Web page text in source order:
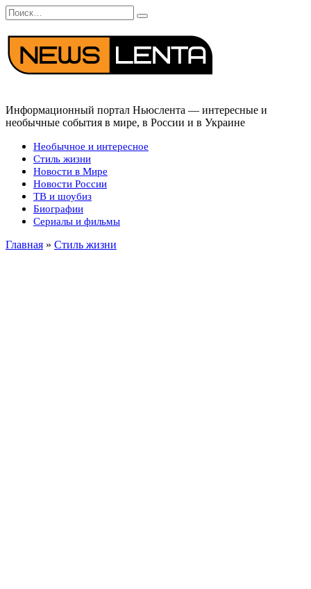
Перейти
к
содержанию
Search
for:
Информационный портал Ньюслента — интересные и
необычные события в мире, в России и в Украине
Необычное и интересное
Стиль жизни
Новости в Мире
Новости России
ТВ и шоубиз
Биографии
Сериалы и фильмы
Главная » Стиль жизни